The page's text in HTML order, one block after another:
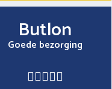
Butlon
Goede bezorging